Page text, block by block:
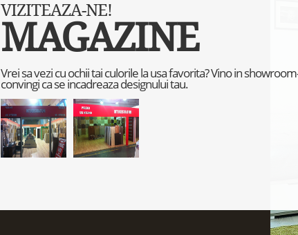
VIZITEAZA-NE!
MAGAZINE
Vrei sa vezi cu ochii tai culorile la usa favorita? Vino in
convingi ca se incadreaza designului tau.